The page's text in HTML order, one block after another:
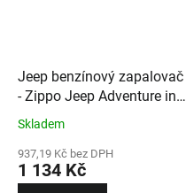
Jeep benzínový zapalovač
- Zippo Jeep Adventure into
Wild
Skladem
937,19 Kč bez DPH
1 134 Kč